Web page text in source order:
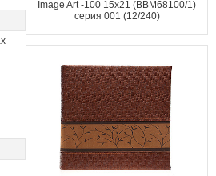
Image Art -100 15x21 (BBM68100/1)
серия 001 (12/240)